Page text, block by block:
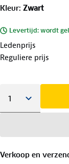
Kleur: Zwart
Levertijd: wordt
Ledenprijs
Reguliere prijs
Verkoop en